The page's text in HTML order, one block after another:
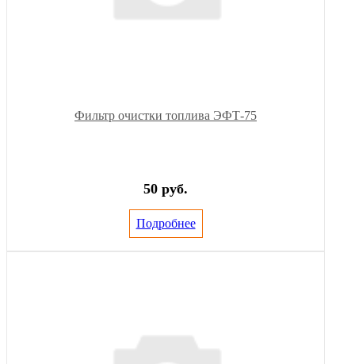
Фильтр очистки топлива ЭФТ-75
50 руб.
Подробнее